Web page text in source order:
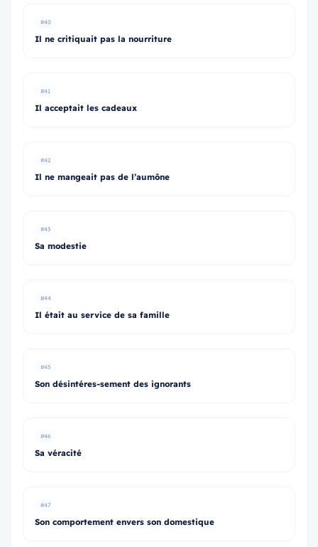
#40
Il ne critiquait pas la nourriture
#41
Il acceptait les cadeaux
#42
Il ne mangeait pas de l’aumône
#43
Sa modestie
#44
Il était au service de sa famille
#45
Son désintéres-sement des ignorants
#46
Sa véracité
#47
Son comportement envers son domestique